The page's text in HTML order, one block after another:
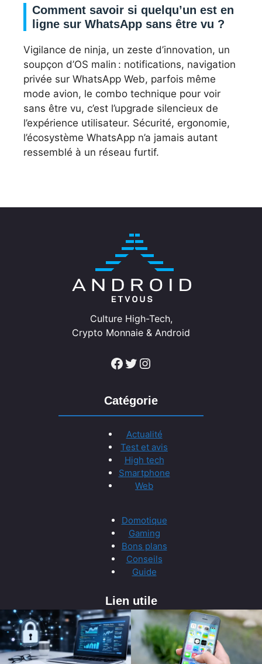
Comment savoir si quelqu’un est en
ligne sur WhatsApp sans être vu ?
Vigilance de ninja, un zeste d’innovation, un
soupçon d’OS malin : notifications, navigation
privée sur WhatsApp Web, parfois même
mode avion, le combo technique pour voir
sans être vu, c’est l’upgrade silencieux de
l’expérience utilisateur. Sécurité, ergonomie,
l’écosystème WhatsApp n’a jamais autant
ressemblé à un réseau furtif.
Culture High-Tech,
Crypto Monnaie & Android
Facebook Twitter Instagram
Catégorie
Actualité
Test et avis
High tech
Smartphone
Web
Domotique
Gaming
Bons plans
Conseils
Guide
Lien utile